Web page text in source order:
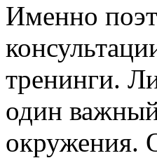
Именно
тренинги.
один
окружения.